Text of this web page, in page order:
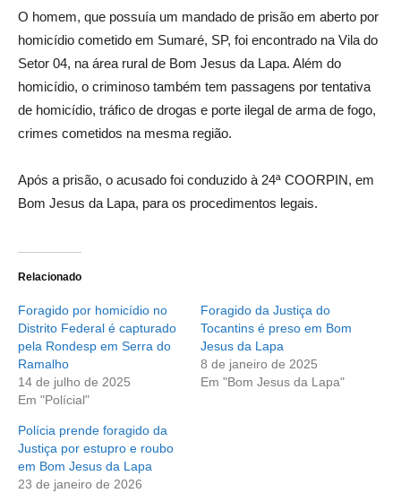
O homem, que possuía um mandado de prisão em aberto por
homicídio cometido em Sumaré, SP, foi encontrado na Vila do
Setor 04, na área rural de Bom Jesus da Lapa. Além do
homicídio, o criminoso também tem passagens por tentativa
de homicídio, tráfico de drogas e porte ilegal de arma de fogo,
crimes cometidos na mesma região.
Após a prisão, o acusado foi conduzido à 24ª COORPIN, em
Bom Jesus da Lapa, para os procedimentos legais.
Relacionado
Foragido por homicídio no
Distrito Federal é capturado
pela Rondesp em Serra do
Ramalho
14 de julho de 2025
Em "Polícial"
Foragido da Justiça do
Tocantins é preso em Bom
Jesus da Lapa
8 de janeiro de 2025
Em "Bom Jesus da Lapa"
Polícia prende foragido da
Justiça por estupro e roubo
em Bom Jesus da Lapa
23 de janeiro de 2026